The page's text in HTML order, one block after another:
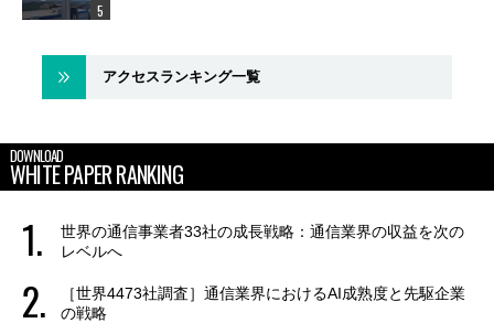
アクセスランキング一覧
DOWNLOAD
WHITE PAPER RANKING
世界の通信事業者33社の成長戦略：通信業界の収益を次の
レベルへ
［世界4473社調査］通信業界におけるAI成熟度と先駆企業
の戦略